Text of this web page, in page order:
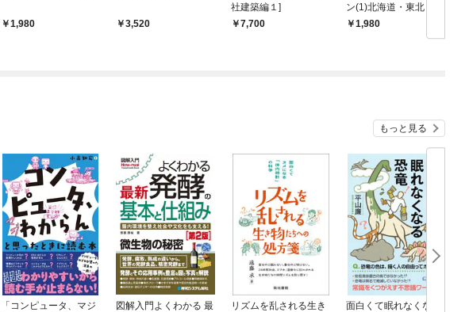
1,980 3,520
社建築編１]
7,700
ン(1)北海道・東北・関
東編1,980
もっと見る
「コンピュータ、マジ
図解入門よくわかる 最
リズムを乱される生き
面白くて眠れなくなる